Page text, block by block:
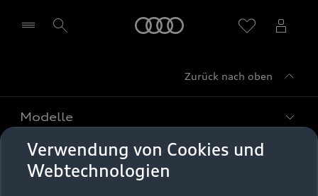
Zurück nach oben
Modelle
Alle Modelle
Kaufen & leasen
Verwendung von Cookies und
Webtechnologien